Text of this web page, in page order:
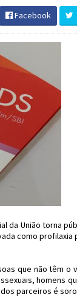
Facebook
da União torna
como profilaxia
que não têm o
homens
parceiros é